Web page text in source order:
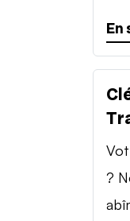
En
?